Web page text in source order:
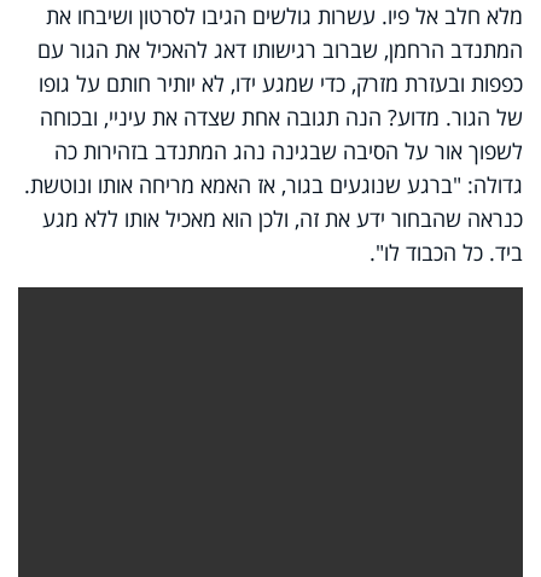
מלא חלב אל פיו. עשרות גולשים הגיבו לסרטון ושיבחו את
המתנדב הרחמן, שברוב רגישותו דאג להאכיל את הגור עם
כפפות ובעזרת מזרק, כדי שמגע ידו, לא יותיר חותם על גופו
של הגור. מדוע? הנה תגובה אחת שצדה את עיניי, ובכוחה
לשפוך אור על הסיבה שבגינה נהג המתנדב בזהירות כה
גדולה: "ברגע שנוגעים בגור, אז האמא מריחה אותו ונוטשת.
כנראה שהבחור ידע את זה, ולכן הוא מאכיל אותו ללא מגע
ביד. כל הכבוד לו".